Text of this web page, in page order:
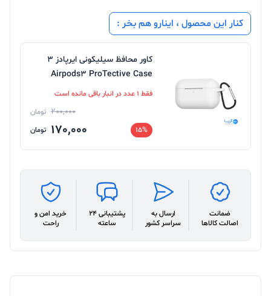
کنار این محصول ، اینارو هم بخر :
کاور محافظ سیلیکونی ایرپادز 3
Airpods3 ProTective Case
فقط 1 عدد در انبار باقی مانده است
200,000 تومان
15%
170,000 تومان
ضمانت
اصالت کالاها
ارسال به
سراسر کشور
پشتیبانی 24
ساعته
خرید امن و
راحت